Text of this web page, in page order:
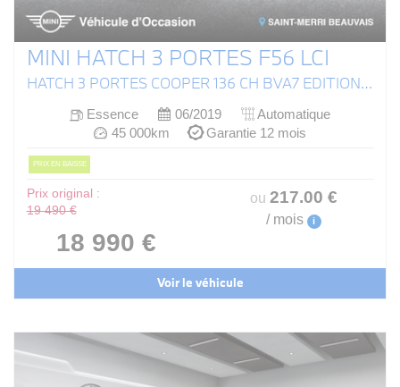
MINI HATCH 3 PORTES F56 LCI
HATCH 3 PORTES COOPER 136 CH BVA7 EDITION HEDDON STREET
Essence 06/2019
Automatique
45 000km
Garantie 12 mois
PRIX EN BAISSE
Prix original :
19 490 €
18 990 €
ou 217.00 €
/ mois i
Voir le véhicule